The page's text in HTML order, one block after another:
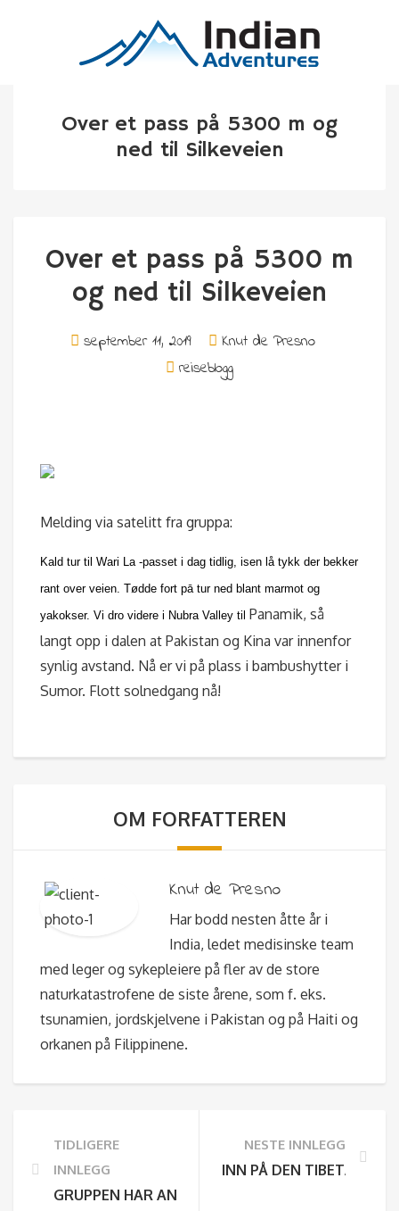
Over et pass på 5300 m og
ned til Silkeveien
Over et pass på 5300 m
og ned til Silkeveien
september 11, 2019
Knut de Presno
reiseblogg
Melding via satelitt fra gruppa:
Kald tur til Wari La -passet i dag tidlig, isen lå tykk der bekker
rant over veien. Tødde fort pā tur ned blant marmot og
yakokser. Vi dro videre i Nubra Valley til Panamik, så
langt opp i dalen at Pakistan og Kina var innenfor
synlig avstand. Nå er vi på plass i bambushytter i
Sumor. Flott solnedgang nå!
OM FORFATTEREN
Knut de Presno
Har bodd nesten åtte år i
India, ledet medisinske team
med leger og sykepleiere på fler av de store
naturkatastrofene de siste årene, som f. eks.
tsunamien, jordskjelvene i Pakistan og på Haiti og
orkanen på Filippinene.
TIDLIGERE
INNLEGG
GRUPPEN HAR ANKOMMET FJELLBYEN LEH!
NESTE INNLEGG
INN PÅ DEN